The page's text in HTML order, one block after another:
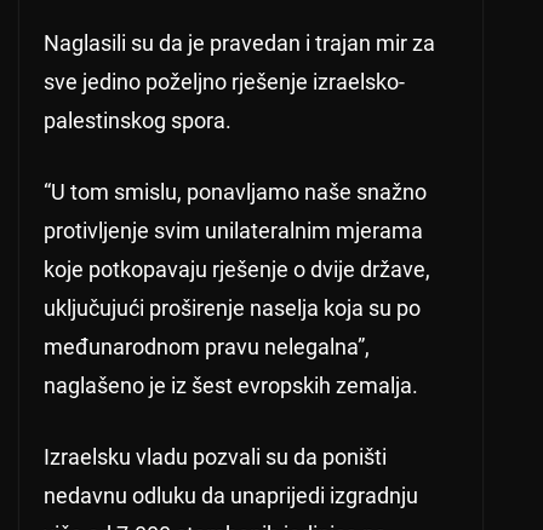
Naglasili su da je pravedan i trajan mir za
sve jedino poželjno rješenje izraelsko-
palestinskog spora.
“U tom smislu, ponavljamo naše snažno
protivljenje svim unilateralnim mjerama
koje potkopavaju rješenje o dvije države,
uključujući proširenje naselja koja su po
međunarodnom pravu nelegalna”,
naglašeno je iz šest evropskih zemalja.
Izraelsku vladu pozvali su da poništi
nedavnu odluku da unaprijedi izgradnju